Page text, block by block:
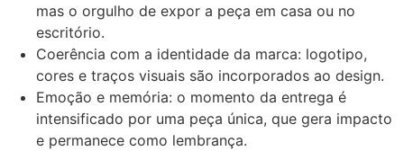
mas o orgulho de expor a peça em casa ou no
escritório.
Coerência com a identidade da marca: logotipo,
cores e traços visuais são incorporados ao design.
Emoção e memória: o momento da entrega é
intensificado por uma peça única, que gera impacto
e permanece como lembrança.